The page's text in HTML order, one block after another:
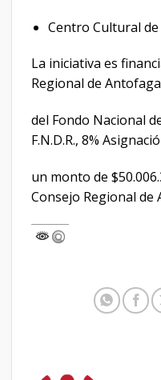
Centro Cultural de
La iniciativa es
Regional de
del Fondo Nacional
F.N.D.R., 8%
un monto de
Consejo Regional de